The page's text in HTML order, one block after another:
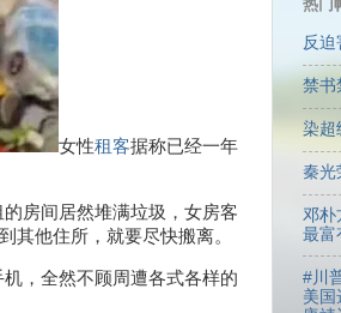
女性租客据称已经一年
房间居然堆满垃圾，女房客
其他住所，就要尽快搬离。
，全然不顾周遭各式各样的
热门
反迫
禁书
染超
秦光
邓朴
最富
#川
美国